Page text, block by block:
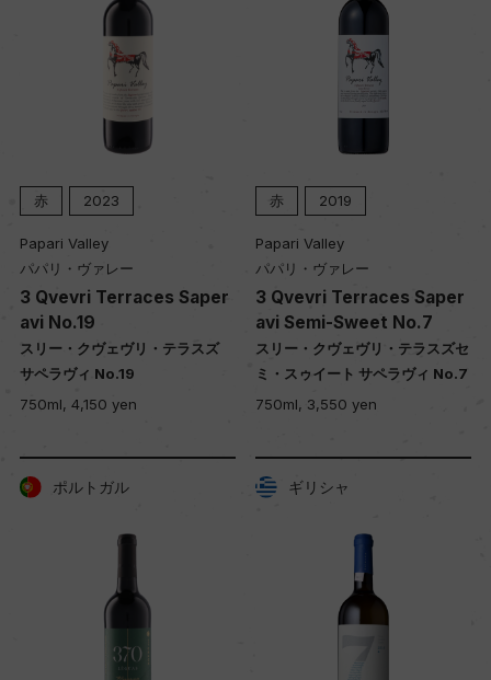
赤 2023
Papari Valley
パパリ・ヴァレー
3 Qvevri Terraces Saper
avi No.19
スリー・クヴェヴリ・テラスズ
サペラヴィ No.19
750ml, 4,150 yen
赤 2019
Papari Valley
パパリ・ヴァレー
3 Qvevri Terraces Saper
avi Semi-Sweet No.7
スリー・クヴェヴリ・テラスズセ
ミ・スゥイート サペラヴィ No.7
750ml, 3,550 yen
ポルトガル ギリシャ